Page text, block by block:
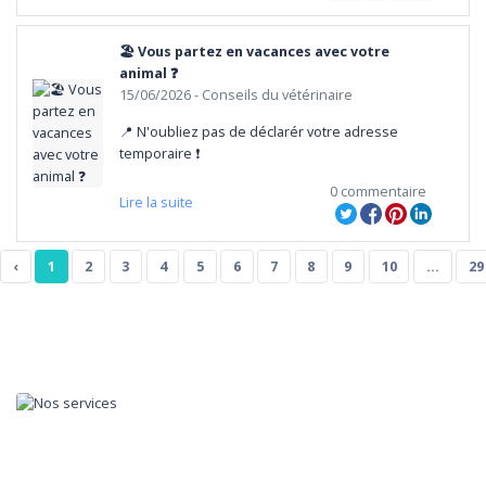
🏖️ Vous partez en vacances avec votre
animal ❓
15/06/2026- Conseils du vétérinaire
📍 N'oubliez pas de déclarér votre adresse
temporaire ❗
Lire la suite
0 commentaire
‹ 1 2 3 4 5 6 7 8 9 10 ... 29